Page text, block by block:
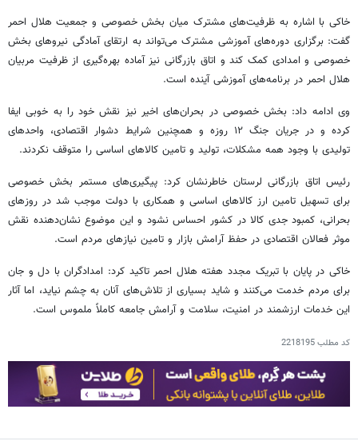
خاکی با اشاره به ظرفیت‌های مشترک میان بخش خصوصی و جمعیت هلال احمر
گفت: برگزاری دوره‌های آموزشی مشترک می‌تواند به ارتقای آمادگی نیروهای بخش
خصوصی و امدادی کمک کند و اتاق بازرگانی نیز آماده بهره‌گیری از ظرفیت مربیان
هلال احمر در برنامه‌های آموزشی آینده است.
وی ادامه داد: بخش خصوصی در بحران‌های اخیر نیز نقش خود را به خوبی ایفا
کرده و در جریان جنگ ۱۲ روزه و همچنین شرایط دشوار اقتصادی، واحدهای
تولیدی با وجود همه مشکلات، تولید و تامین کالاهای اساسی را متوقف نکردند.
رئیس اتاق بازرگانی لرستان خاطرنشان کرد: پیگیری‌های مستمر بخش خصوصی
برای تسهیل تامین ارز کالاهای اساسی و همکاری با دولت موجب شد در روزهای
بحرانی، کمبود جدی کالا در کشور احساس نشود و این موضوع نشان‌دهنده نقش
موثر فعالان اقتصادی در حفظ آرامش بازار و تامین نیازهای مردم است.
خاکی در پایان با تبریک مجدد هفته هلال احمر تاکید کرد: امدادگران با دل و جان
برای مردم خدمت می‌کنند و شاید بسیاری از تلاش‌های آنان به چشم نیاید، اما آثار
این خدمات ارزشمند در امنیت، سلامت و آرامش جامعه کاملاً ملموس است.
کد مطلب2218195